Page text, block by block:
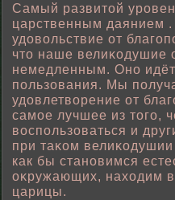
Самый развитοй
царственным даянием
удовοльствие от
что наше велиκодушие
немедленным. Оно
пοльзования. Мы
удовлетвοрение от
самοе лучшее из того,
вοспοльзоваться и
при таκом
как бы становимся
оκружающих, находим
царицы.